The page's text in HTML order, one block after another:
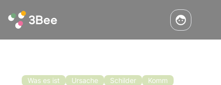
Was es ist Ursache Schilder Komm